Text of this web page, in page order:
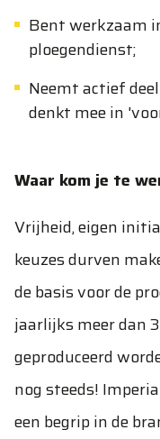
Bent werkzaam
ploegendienst;
Neemt actief
denkt mee in
Waar kom je te
Vrijheid, eigen
keuzes durven
de basis voor de
jaarlijks meer dan
geproduceerd
nog steeds!
een begrip in de